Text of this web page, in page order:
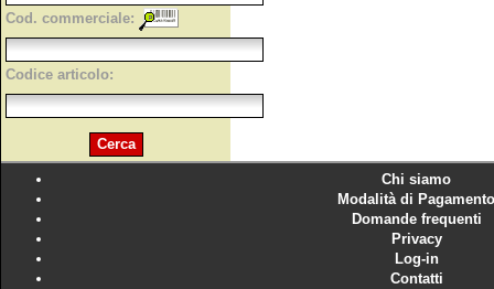
Cod. commerciale:
Codice articolo:
Chi siamo
Modalità di Pagamento
Domande frequenti
Privacy
Log-in
Contatti